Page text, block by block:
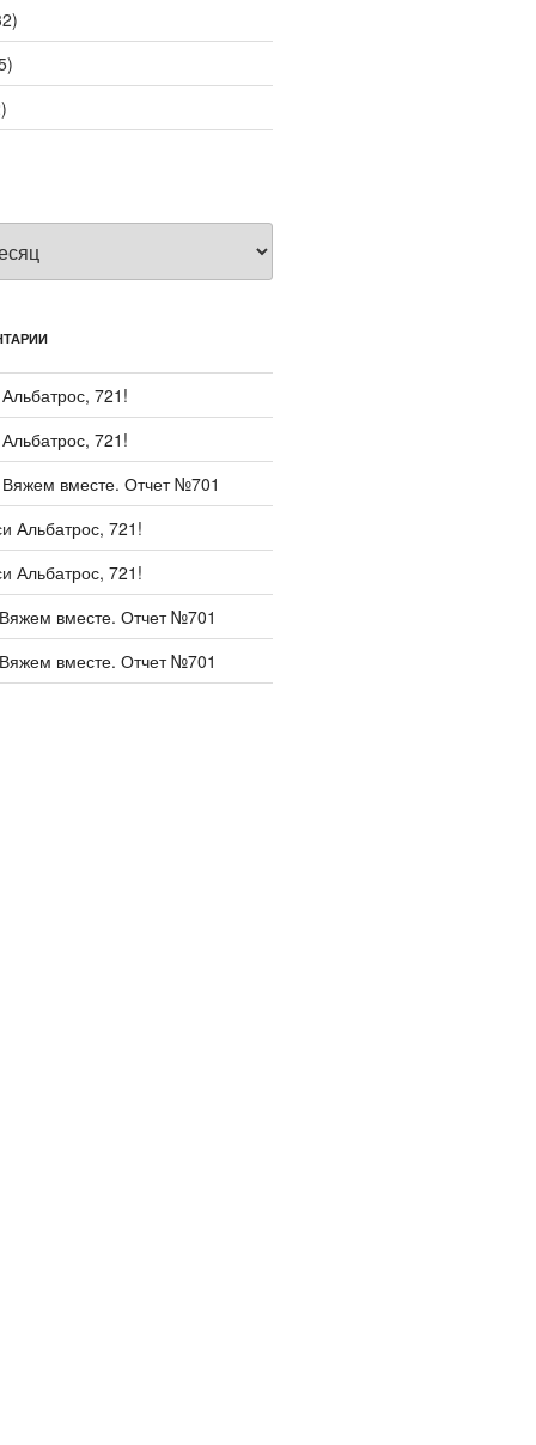
Альбатрос, 721!
Альбатрос, 721!
Вяжем вместе. Отчет №701
Альбатрос, 721!
Альбатрос, 721!
вместе. Отчет №701
вместе. Отчет №701